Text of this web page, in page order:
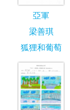
亞軍
梁善琪
狐狸和葡萄